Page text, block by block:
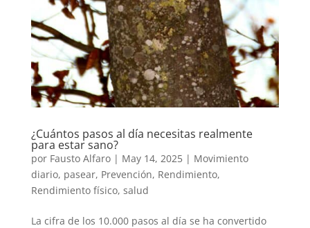
¿Cuántos pasos al día necesitas realmente
para estar sano?
por Fausto Alfaro| May 14, 2025| Movimiento
diario, pasear, Prevención, Rendimiento,
Rendimiento físico, salud
La cifra de los 10.000 pasos al día se ha convertido